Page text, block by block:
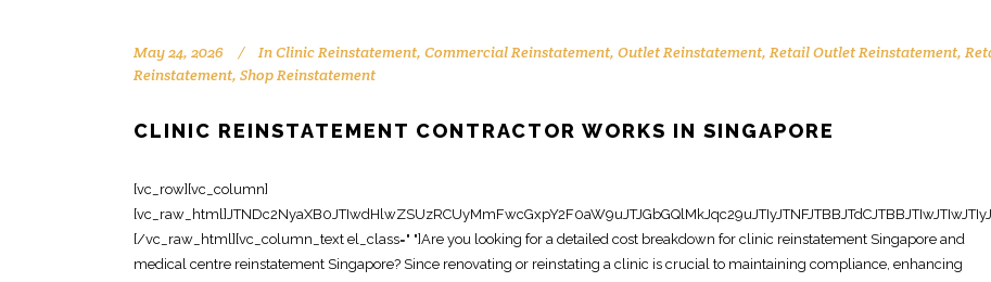
May 24, 2026 InClinic Reinstatement, Commercial Reinstatement, Outlet Reinstatement, Retail Outlet Reinstatement,
Reinstatement, Shop Reinstatement
CLINIC REINSTATEMENT CONTRACTOR WORKS IN SINGAPORE
[vc_row][vc_column][vc_raw_html]JTNDc2NyaXB0JTIwdHlwZSUzRCUyMmFwcGxpY2F0aW9uJTJGbGQlMkJqc29uJTIyJTNFJTBBJTdCJTBBJTIwJTIwJTIyJTQwY29udGV4dCUyMiUzQSUyMCUyMmh0dHBzJTNBJTJGJTJGc2NoZW1hLm9yZyUyMiUyQyUwQSUyMCUyMCUyMiU0MGdyYXBoJTIyJTNBJTIwJTVCJTBBJTIwJTIwJTIwJTIwJTdCJTBBJTIwJTIwJTIwJTIwJTIwJTIwJTIyJTQwdHlwZSUyMiUzQSUyMCUyMk9yZ2FuaXphdGlvbiUyMiUyQyUwQSUyMCUyMCUyMCUyMCUyMCUyMCUyMm5hbWUlMjIlM0ElMjAlMjJPZmZpY2UlMjBSZWluc3RhdGVtZW50JTIwU2luZ2Fwb3JlJTIyJTJDJTBBJTIwJTIwJTIwJTIwJTIwJTIwJTIydXJsJTIyJTNBJTIwJTIyaHR0cHMlM0ElMkYlMkZ3d3cub2ZmaWNlcmVpbnN0YXRlbWVudHNpbmdhcG9yZS5jb20lMkYlMjIlMkMlMEElMjAlMjAlMjAlMjAlMjAlMjAlMjJsb2dvJTIyJTNBJTIwJTIyaHR0cHMlM0ElMkYlMkZ3d3cub2ZmaWNlcmVpbnN0YXRlbWVudHNpbmdhcG9yZS5jb20lMkZsb2dvLnBuZyUyMiUyQyUwQSUyMCUyMCUyMCUyMCUyMCUyMCUyMnNhbWVBcyUyMiUzQSUyMCU1QiUwQSUyMCUyMCUyMCUyMCUyMCUyMCUyMCUyMCUyMmh0dHBzJTNBJTJGJTJGd3d3LmZhY2Vib29rLmNvbSUyRk9mZmljZVJlaW5zdGF0ZW1lbnRTaW5nYXBvcmUlMjIlMkMlMEElMjAlMjAlMjAlMjAlMjAlMjAlMjAlMjAlMjJodHRwcyUzQSUyRiUyRnd3dy5saW5rZWRpbi5jb20lMkZjb21wYW55JTJGb2ZmaWNlLXJlaW5zdGF0ZW1lbnQtc2luZ2Fwb3JlJTIyJTBBJTIwJTIwJTIwJTIwJTIwJTIwJTVEJTJDJTBBJTIwJTIwJTIwJTIwJTIwJTIwJTIyY29udGFjdFBvaW50JTIyJTNBJTIwJTVCJTBBJTIwJTIwJTIwJTIwJTIwJTIwJTIwJTIwJTdCJTBBJTIwJTIwJTIwJTIwJTIwJTIwJTIwJTIwJTIwJTIwJTIyJTQwdHlwZSUyMiUzQSUyMCUyMkNvbnRhY3RQb2ludCUyMiUyQyUwQSUyMCUyMCUyMCUyMCUyMCUyMCUyMCUyMCUyMCUyMCUyMnRlbGVwaG9uZSUyMiUzQSUyMCUyMiUyQjY1JTIwNjM2OSUyMDgxMjMlMjIlMkMlMEElMjAlMjAlMjAlMjAlMjAlMjAlMjAlMjAlMjAlMjAlMjJjb250YWN0VHlwZSUyMiUzQSUyMCUyMmN1c3RvbWVyJTIwc2VydmljZSUyMiUyQyUwQSUyMCUyMCUyMCUyMCUyMCUyMCUyMCUyMCUyMCUyMCUyMmFyZWFTZXJ2ZWQlMjIlM0ElMjAlMjJTRyUyMiUyQyUwQSUyMCUyMCUyMCUyMCUyMCUyMCUyMCUyMCUyMCUyMCUyMmF2YWlsYWJsZUxhbmd1YWdlJTIyJTNBJTIwJTIyZW4lMjIlMEElMjAlMjAlMjAlMjAlMjAlMjAlMjAlMjAlN0QlMEElMjAlMjAlMjAlMjAlMjAlMjAlNUQlMEElMjAlMjAlMjAlMjAlN0QlMkMlMEElMjAlMjAlMjAlMjAlN0IlMEElMjAlMjAlMjAlMjAlMjAlMjAlMjIlNDB0eXBlJTIyJTNBJTIwJTIyV2ViU2l0ZSUyMiUyQyUwQSUyMCUyMCUyMCUyMCUyMCUyMCUyMnVybCUyMiUzQSUyMCUyMmh0dHBzJTNBJTJGJTJGd3d3Lm9mZmljZXJlaW5zdGF0ZW1lbnRzaW5nYXBvcmUuY29tJTJGJTIyJTJDJTBBJTIwJTIwJTIwJTIwJTIwJTIwJTIycG90ZW50aWFsQWN0aW9uJTIyJTNBJTIwJTdCJTBBJTIwJTIwJTIwJTIwJTIwJTIwJTIwJTIwJTIyJTQwdHlwZSUyMiUzQSUyMCUyMlNlYXJjaEFjdGlvbiUyMiUyQyUwQSUyMCUyMCUyMCUyMCUyMCUyMCUyMCUyMCUyMnRhcmdldCUyMiUzQSUyMCUyMmh0dHBzJTNBJTJGJTJGd3d3Lm9mZmljZXJlaW5zdGF0ZW1lbnRzaW5nYXBvcmUuY29tJTJGJTNGcyUzRCU3QnNlYXJjaF90ZXJtX3N0cmluZyU3RCUyMiUyQyUwQSUyMCUyMCUyMCUyMCUyMCUyMCUyMCUyMCUyMnF1ZXJ5LWlucHV0JTIyJTNBJTIwJTIycmVxdWlyZWQlMjBuYW1lJTNEc2VhcmNoX3Rlcm1fc3RyaW5nJTIyJTBBJTIwJTIwJTIwJTIwJTIwJTIwJTdEJTBBJTIwJTIwJTIwJTIwJTdEJTJDJTBBJTIwJTIwJTIwJTIwJTdCJTBBJTIwJTIwJTIwJTIwJTIwJTIwJTIyJTQwdHlwZSUyMiUzQSUyMCUyMkxvY2FsQnVzaW5lc3MlMjIlMkMlMEElMjAlMjAlMjAlMjAlMjAlMjAlMjJuYW1lJTIyJTNBJTIwJTIyT2ZmaWNlJTIwUmVpbnN0YXRlbWVudCUyMFNpbmdhcG9yZSUyMENvbnRyYWN0b3IlMjIlMkMlMEElMjAlMjAlMjAlMjAlMjAlMjAlMjJhZGRyZXNzJTIyJTNBJTIwJTdCJTBBJTIwJTIwJTIwJTIwJTIwJTIwJTIwJTIwJTIyJTQwdHlwZSUyMiUzQSUyMCUyMlBvc3RhbEFkZHJlc3MlMjIlMkMlMEElMjAlMjAlMjAlMjAlMjAlMjAlMjAlMjAlMjJzdHJlZXRBZGRyZXNzJTIyJTNBJTIwJTIyOCUyMEFkbWlyYWx0eSUyMFN0cmVldCUyMCUyMzA3JUUyJTgwJTkxMDElMjBBZG1pcmF4JTIyJTJDJTBBJTIwJTIwJTIwJTIwJTIwJTIwJTIwJTIwJTIyYWRkcmVzc0xvY2FsaXR5JTIyJTNBJTIwJTIyU2luZ2Fwb3JlJTIyJTJDJTBBJTIwJTIwJTIwJTIwJTIwJTIwJTIwJTIwJTIycG9zdGFsQ29kZSUyMiUzQSUyMCUyMjc1NzQzOCUyMiUyQyUwQSUyMCUyMCUyMCUyMCUyMCUyMCUyMCUyMCUyMmFkZHJlc3NDb3VudHJ5JTIyJTNBJTIwJTIyU0clMjIlMEElMjAlMjAlMjAlMjAlMjAlMjAlN0QlMkMlMEElMjAlMjAlMjAlMjAlMjAlMjAlMjJ0ZWxlcGhvbmUlMjIlM0ElMjAlMjIlMkI2NSUyMDYzNjklMjA4MTIzJTIyJTJDJTBBJTIwJTIwJTIwJTIwJTIwJTIwJTIydXJsJTIyJTNBJTIwJTIyaHR0cHMlM0ElMkYlMkZ3d3cub2ZmaWNlcmVpbnN0YXRlbWVudHNpbmdhcG9yZS5jb20lMkZjbGluaWMtcmVpbnN0YXRlbWVudC1zaW5nYXBvcmUtY29udHJhY3RvciUyRiUyMiUyQyUwQSUyMCUyMCUyMCUyMCUyMCUyMCUyMmRlc2NyaXB0aW9uJTIyJTNBJTIwJTIyRXhwZXJpZW5jZWQlMjBjb250cmFjdG9yJTIwc3BlY2lhbGlzaW5nJTIwaW4lMjBjbGluaWMlMjByZWluc3RhdGVtZW50JTIwYW5kJTIwbWVkaWNhbCUyMGNlbnRyZSUyMHJlaW5zdGF0ZW1lbnQlMjBpbiUyMFNpbmdhcG9yZSUyQyUyMHJlc3RvcmluZyUyMGNsaW5pY2FsJTIwc3BhY2VzJTIwdG8lMjBvcmlnaW5hbCUyMGNvbmRpdGlvbiUyMGZvciUyMGxlYXNlJTIwaGFuZG92ZXIuJTIyJTJDJTBBJTIwJTIwJTIwJTIwJTIwJTIwJTIyb3BlbmluZ0hvdXJzU3BlY2lmaWNhdGlvbiUyMiUzQSUyMCU1QiUwQSUyMCUyMCUyMCUyMCUyMCUyMCUyMCUyMCU3QiUwQSUyMCUyMCUyMCUyMCUyMCUyMCUyMCUyMCUyMCUyMCUyMiU0MHR5cGUlMjIlM0ElMjAlMjJPcGVuaW5nSG91cnNTcGVjaWZpY2F0aW9uJTIyJTJDJTBBJTIwJTIwJTIwJTIwJTIwJTIwJTIwJTIwJTIwJTIwJTIyZGF5T2ZXZWVrJTIyJTNBJTIwJTVCJTBBJTIwJTIwJTIwJTIwJTIwJTIwJTIwJTIwJTIwJTIwJTIwJTIwJTIyTW9uZGF5JTIyJTJDJTIyVHVlc2RheSUyMiUyQyUyMldlZG5lc2RheSUyMiUyQyUyMlRodXJzZGF5JTIyJTJDJTIyRnJpZGF5JTIyJTBBJTIwJTIwJTIwJTIwJTIwJTIwJTIwJTIwJTIwJTIwJTVEJTJDJTBBJTIwJTIwJTIwJTIwJTIwJTIwJTIwJTIwJTIwJTIwJTIyb3BlbnMlMjIlM0ElMjAlMjIwOSUzQTAwJTIyJTJDJTBBJTIwJTIwJTIwJTIwJTIwJTIwJTIwJTIwJTIwJTIwJTIyY2xvc2VzJTIyJTNBJTIwJTIyMTglM0EwMCUyMiUwQSUyMCUyMCUyMCUyMCUyMCUyMCUyMCUyMCU3RCUyQyUwQSUyMCUyMCUyMCUyMCUyMCUyMCUyMCUyMCU3QiUwQSUyMCUyMCUyMCUyMCUyMCUyMCUyMCUyMCUyMCUyMCUyMiU0MHR5cGUlMjIlM0ElMjAlMjJPcGVuaW5nSG91cnNTcGVjaWZpY2F0aW9uJTIyJTJDJTBBJTIwJTIwJTIwJTIwJTIwJTIwJTIwJTIwJTIwJTIwJTIyZGF5T2ZXZWVrJTIyJTNBJTIwJTIyU2F0dXJkYXklMjIlMkMlMEElMjAlMjAlMjAlMjAlMjAlMjAlMjAlMjAlMjAlMjAlMjJvcGVucyUyMiUzQSUyMCUyMjA5JTNBMDAlMjIlMkMlMEElMjAlMjAlMjAlMjAlMjAlMjAlMjAlMjAlMjAlMjAlMjJjbG9zZXMlMjIlM0ElMjAlMjIxMiUzQTAwJTIyJTBBJTIwJTIwJTIwJTIwJTIwJTIwJTIwJTIwJTdEJTBBJTIwJTIwJTIwJTIwJTIwJTIwJTVEJTJDJTBBJTIwJTIwJTIwJTIwJTIwJTIwJTIyaW1hZ2UlMjIlM0ElMjAlNUIlMEElMjAlMjAlMjAlMjAlMjAlMjAlMjAlMjAlMjJodHRwcyUzQSUyRiUyRnd3dy5vZmZpY2VyZWluc3RhdGVtZW50c2luZ2Fwb3JlLmNvbSUyRmltYWdlcyUyRmNsaW5pYy1yZWluc3RhdGVtZW50LTEuanBnJTIyJTJDJTBBJTIwJTIwJTIwJTIwJTIwJTIwJTIwJTIwJTIyaHR0cHMlM0ElMkYlMkZ3d3cub2ZmaWNlcmVpbnN0YXRlbWVudHNpbmdhcG9yZS5jb20lMkZpbWFnZXMlMkZjbGluaWMtcmVpbnN0YXRlbWVudC0yLmpwZyUyMiUwQSUyMCUyMCUyMCUyMCUyMCUyMCU1RCUyQyUwQSUyMCUyMCUyMCUyMCUyMCUyMCUyMmFnZ3JlZ2F0ZVJhdGluZyUyMiUzQSUyMCU3QiUwQSUyMCUyMCUyMCUyMCUyMCUyMCUyMCUyMCUyMiU0MHR5cGUlMjIlM0ElMjAlMjJBZ2dyZWdhdGVSYXRpbmclMjIlMkMlMEElMjAlMjAlMjAlMjAlMjAlMjAlMjAlMjAlMjJyYXRpbmdWYWx1ZSUyMiUzQSUyMCUyMjQuOSUyMiUyQyUwQSUyMCUyMCUyMCUyMCUyMCUyMCUyMCUyMCUyMnJldmlld0NvdW50JTIyJTNBJTIwJTIyNDUlMjIlMEElMjAlMjAlMjAlMjAlMjAlMjAlN0QlMkMlMEElMjAlMjAlMjAlMjAlMjAlMjAlMjJwcmljZVJhbmdlJTIyJTNBJTIwJTIyQ29udGFjdCUyMGZvciUyMHF1b3RlJTIyJTBBJTIwJTIwJTIwJTIwJTdEJTJDJTBBJTIwJTIwJTIwJTIwJTdCJTBBJTIwJTIwJTIwJTIwJTIwJTIwJTIyJTQwdHlwZSUyMiUzQSUyMCUyMlNlcnZpY2UlMjIlMkMlMEElMjAlMjAlMjAlMjAlMjAlMjAlMjJzZXJ2aWNlVHlwZSUyMiUzQSUyMCUyMkNsaW5pYyUyMFJlaW5zdGF0ZW1lbnQlMjIlMkMlMEElMjAlMjAlMjAlMjAlMjAlMjAlMjJwcm92aWRlciUyMiUzQSUyMCU3QiUwQSUyMCUyMCUyMCUyMCUyMCUyMCUyMCUyMCUyMiU0MHR5cGUlMjIlM0ElMjAlMjJMb2NhbEJ1c2luZXNzJTIyJTJDJTBBJTIwJTIwJTIwJTIwJTIwJTIwJTIwJTIwJTIybmFtZSUyMiUzQSUyMCUyMk9mZmljZSUyMFJlaW5zdGF0ZW1lbnQlMjBTaW5nYXBvcmUlMjBDb250cmFjdG9yJTIyJTJDJTBBJTIwJTIwJTIwJTIwJTIwJTIwJTIwJTIwJTIydXJsJTIyJTNBJTIwJTIyaHR0cHMlM0ElMkYlMkZ3d3cub2ZmaWNlcmVpbnN0YXRlbWVudHNpbmdhcG9yZS5jb20lMkZjbGluaWMtcmVpbnN0YXRlbWVudC1zaW5nYXBvcmUtY29udHJhY3RvciUyRiUyMiUwQSUyMCUyMCUyMCUyMCUyMCUyMCU3RCUyQyUwQSUyMCUyMCUyMCUyMCUyMCUyMCUyMmFyZWFTZXJ2ZWQlMjIlM0ElMjAlN0IlMEElMjAlMjAlMjAlMjAlMjAlMjAlMjAlMjAlMjIlNDB0eXBlJTIyJTNBJTIwJTIyQ291bnRyeSUyMiUyQyUwQSUyMCUyMCUyMCUyMCUyMCUyMCUyMCUyMCUyMm5hbWUlMjIlM0ElMjAlMjJTaW5nYXBvcmUlMjIlMEElMjAlMjAlMjAlMjAlMjAlMjAlN0QlMkMlMEElMjAlMjAlMjAlMjAlMjAlMjAlMjJrZXl3b3JkcyUyMiUzQSUyMCU1QiUwQSUyMCUyMCUyMCUyMCUyMCUyMCUyMCUyMCUyMmNsaW5pYyUyMHJlaW5zdGF0ZW1lbnQlMjIlMkMlMEElMjAlMjAlMjAlMjAlMjAlMjAlMjAlMjAlMjJtZWRpY2FsJTIwY2VudHJlJTIwcmVpbnN0YXRlbWVudCUyMFNpbmdhcG9yZSUyMiUyQyUwQSUyMCUyMCUyMCUyMCUyMCUyMCUyMCUyMCUyMmNsaW5pYyUyMG1ha2UlRTIlODAlOTFnb29kJTIwU2luZ2Fwb3JlJTIyJTJDJTBBJTIwJTIwJTIwJTIwJTIwJTIwJTIwJTIwJTIybWVkaWNhbCUyMGNsaW5pYyUyMHJlc3RvcmF0aW9uJTIwU2luZ2Fwb3JlJTIyJTJDJTBBJTIwJTIwJTIwJTIwJTIwJTIwJTIwJTIwJTIyaGVhbHRoY2FyZSUyMG91dGxldCUyMHJlaW5zdGF0ZW1lbnQlMjBTaW5nYXBvcmUlMjIlMEElMjAlMjAlMjAlMjAlMjAlMjAlNUQlMkMlMEElMjAlMjAlMjAlMjAlMjAlMjAlMjJkZXNjcmlwdGlvbiUyMiUzQSUyMCUyMlByb2Zlc3Npb25hbCUyMGNsaW5pYyUyMHJlaW5zdGF0ZW1lbnQlMjBzZXJ2aWNlcyUyMGluJTIwU2luZ2Fwb3JlJTNBJTIwZGlzbWFudGxpbmclMjBwYXJ0aXRpb25zJTJDJTIwcmVtb3ZpbmclMjBtZWRpY2FsJUUyJTgwJTkxZml0dGluZ3MlMkMlMjByZXN0b3JpbmclMjBmbG9vcmluZyUyMGFuZCUyMGNlaWxpbmdzJTJDJTIwZWxlY3RyaWNhbCUyMCUyNiUyMHBsdW1iaW5nJTIwd29ya3MlMkMlMjBhbmQlMjBkZWxpdmVyaW5nJTIwYSUyMGxhbmRsb3JkJUUyJTgwJTkxcmVhZHklMjBoYW5kb3ZlciUyMGNvbmRpdGlvbi4lMjIlMEElMjAlMjAlMjAlMjAlN0QlMkMlMEElMjAlMjAlMjAlMjAlN0IlMEElMjAlMjAlMjAlMjAlMjAlMjAlMjIlNDB0eXBlJTIyJTNBJTIwJTIyUHJvZHVjdCUyMiUyQyUwQSUyMCUyMCUyMCUyMCUyMCUyMCUyMm5hbWUlMjIlM0ElMjAlMjJDbGluaWMlMjBSZWluc3RhdGVtZW50JTIwU2VydmljZSUyMFBhY2thZ2UlMjIlMkMlMEElMjAlMjAlMjAlMjAlMjAlMjAlMjJkZXNjcmlwdGlvbiUyMiUzQSUyMCUyMlR1cm5rZXklMjByZWluc3RhdGVtZW50JTIwc29sdXRpb24lMjBmb3IlMjBjbGluaWNzJTIwb3IlMjBtZWRpY2FsJTIwY2VudHJlcyUyMGluJTIwU2luZ2Fwb3JlJTJDJTIwcmVzdG9yaW5nJTIwbGVhc2VkJTIwaGVhbHRoY2FyZSUyMHByZW1pc2VzJTIwdG8lMjBvcmlnaW5hbCUyMGNvbmRpdGlvbiUyMGZvciUyMHNlYW1sZXNzJTIwaGFuZG92ZXIuJTIyJTJDJTBBJTIwJTIwJTIwJTIwJTIwJTIwJTIyYnJhbmQlMjIlM0ElMjAlN0IlMEElMjAlMjAlMjAlMjAlMjAlMjAlMjAlMjAlMjIlNDB0eXBlJTIyJTNBJTIwJTIyT3JnYW5pemF0aW9uJTIyJTJDJTBBJTIwJTIwJTIwJTIwJTIwJTIwJTIwJTIwJTIybmFtZSUyMiUzQSUyMCUyMk9mZmljZSUyMFJlaW5zdGF0ZW1lbnQlMjBTaW5nYXBvcmUlMjIlMEElMjAlMjAlMjAlMjAlMjAlMjAlN0QlMkMlMEElMjAlMjAlMjAlMjAlMjAlMjAlMjJvZmZlcnMlMjIlM0ElMjAlN0IlMEElMjAlMjAlMjAlMjAlMjAlMjAlMjAlMjAlMjIlNDB0eXBlJTIyJTNBJTIwJTIyT2ZmZXIlMjIlMkMlMEElMjAlMjAlMjAlMjAlMjAlMjAlMjAlMjAlMjJ1cmwlMjIlM0ElMjAlMjJodHRwcyUzQSUyRiUyRnd3dy5vZmZpY2VyZWluc3RhdGVtZW50c2luZ2Fwb3JlLmNvbSUyRmNsaW5pYy1yZWluc3RhdGVtZW50LXNpbmdhcG9yZS1jb250cmFjdG9yJTJGJTIyJTJDJTBBJTIwJTIwJTIwJTIwJTIwJTIwJTIwJTIwJTIycHJpY2VDdXJyZW5jeSUyMiUzQSUyMCUyMlNHRCUyMiUyQyUwQSUyMCUyMCUyMCUyMCUyMCUyMCUyMCUyMCUyMmF2YWlsYWJpbGl0eSUyMiUzQSUyMCUyMmh0dHBzJTNBJTJGJTJGc2NoZW1hLm9yZyUyRkluU3RvY2slMjIlMkMlMEElMjAlMjAlMjAlMjAlMjAlMjAlMjAlMjAlMjJwcmljZSUyMiUzQSUyMCUyMkNvbnRhY3QlMjBmb3IlMjBxdW90ZSUyMiUwQSUyMCUyMCUyMCUyMCUyMCUyMCU3RCUyQyUwQSUyMCUyMCUyMCUyMCUyMCUyMCUyMmFnZ3JlZ2F0ZVJhdGluZyUyMiUzQSUyMCU3QiUwQSUyMCUyMCUyMCUyMCUyMCUyMCUyMCUyMCUyMiU0MHR5cGUlMjIlM0ElMjAlMjJBZ2dyZWdhdGVSYXRpbmclMjIlMkMlMEElMjAlMjAlMjAlMjAlMjAlMjAlMjAlMjAlMjJyYXRpbmdWYWx1ZSUyMiUzQSUyMCUyMjQuOSUyMiUyQyUwQSUyMCUyMCUyMCUyMCUyMCUyMCUyMCUyMCUyMnJldmlld0NvdW50JTIy